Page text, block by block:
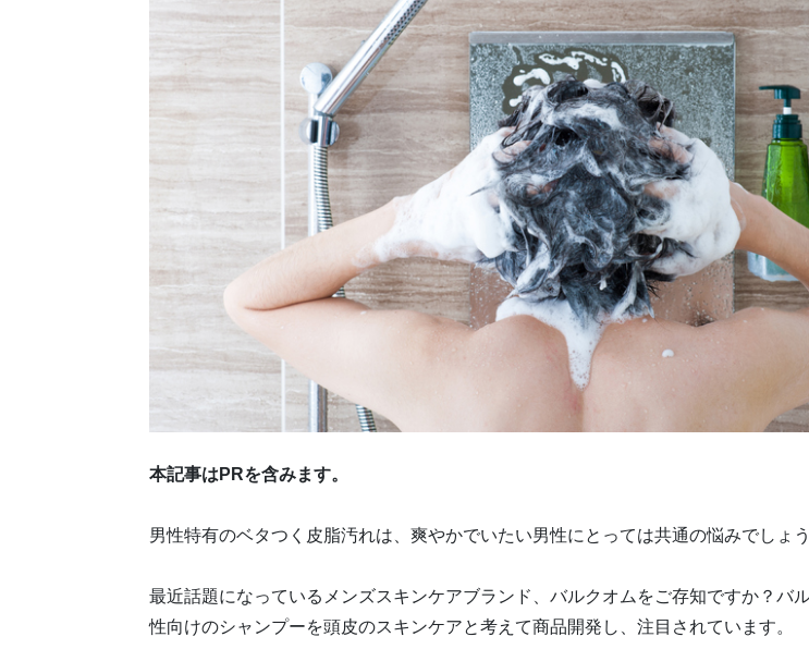
本記事はPRを含みます。
男性特有のベタつく皮脂汚れは、爽やかでいたい男性にとっては共通の悩みでしょう
最近話題になっているメンズスキンケアブランド、バルクオムをご存知ですか？バ
性向けのシャンプーを頭皮のスキンケアと考えて商品開発し、注目されています。